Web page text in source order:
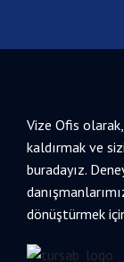
Vize Ofis
kaldırmak ve
buradayız.
dönüştürmek